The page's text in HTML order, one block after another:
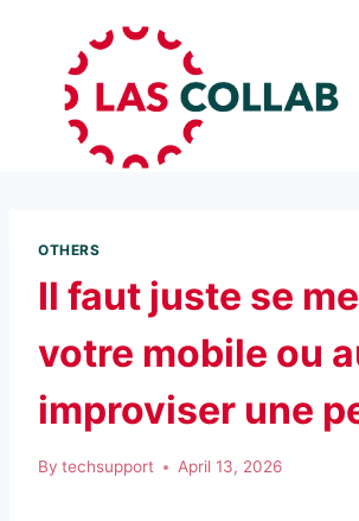
OTHERS
Il faut juste se
votre mobile ou
improviser une
By techsupport April 13, 2026